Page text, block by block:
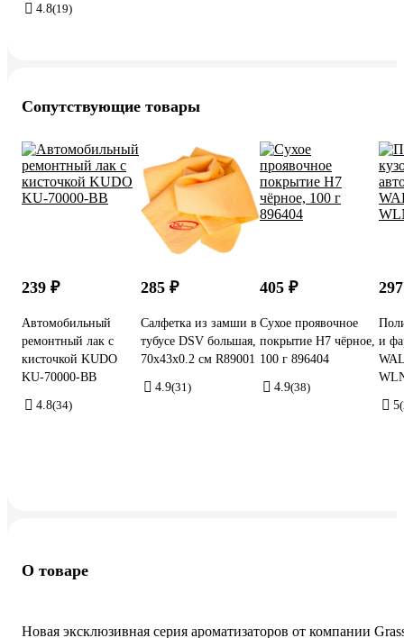
4.8(19)
Сопутствующие товары
239 ₽
Автомобильный
ремонтный лак с
кисточкой KUDO
KU-70000-BB
4.8(34)
285 ₽
Салфетка из замши в
тубусе DSV большая,
70х43х0.2 см R89001
4.9(31)
405 ₽
Сухое проявочное
покрытие H7 чёрное,
100 г 896404
4.9(38)
и
5
О товаре
Новая эксклюзивная серия ароматизаторов от компании